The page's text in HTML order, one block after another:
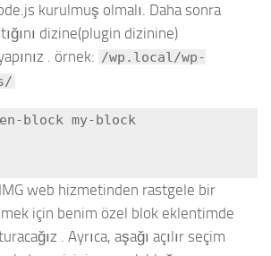
kurulmuş olmalı. Daha sonra
dizine(plugin dizinine)
. örnek: /wp.local/wp-
block my-block
web hizmetinden rastgele bir
için benim özel blok eklentimde
. Ayrıca, aşağı açılır seçim